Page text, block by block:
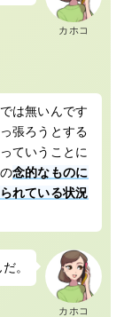
カホコ
は無いんです
張ろうとする
ていうことに
念的なものに
れている状況
カホコ
。